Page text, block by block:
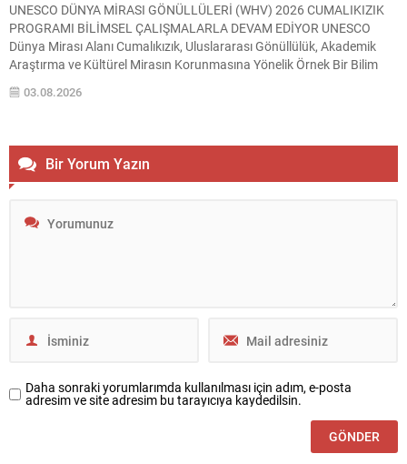
UNESCO DÜNYA MİRASI GÖNÜLLÜLERİ (WHV) 2026 CUMALIKIZIK
PROGRAMI BİLİMSEL ÇALIŞMALARLA DEVAM EDİYOR UNESCO
Dünya Mirası Alanı Cumalıkızık, Uluslararası Gönüllülük, Akademik
Araştırma ve Kültürel Mirasın Korunmasına Yönelik Örnek Bir Bilim
Kampına Ev Sahipliği Yapıyor UNESCO Dünya Miras Listesi’nde yer
alan “Bursa ve Cumalıkızık: Osmanlı İmparatorluğu’nun Doğuşu”
03.08.2026
Bir Yorum Yazın
Daha sonraki yorumlarımda kullanılması için adım, e-posta
adresim ve site adresim bu tarayıcıya kaydedilsin.